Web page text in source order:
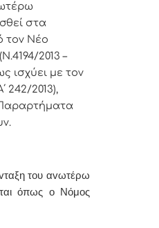
στα
τον Νέο
2013 –
ισχύει με τον
242/2013),
τoυ αvωτέρω
όπως o Νόμoς